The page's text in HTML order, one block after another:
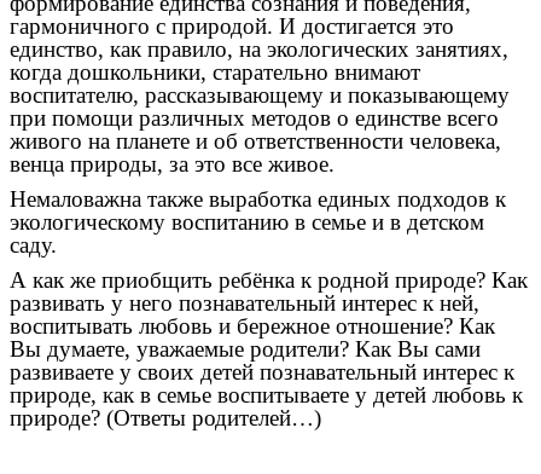
гармоничного с природой. И достигается это
единство, как правило, на экологических занятиях,
когда дошкольники, старательно внимают
воспитателю, рассказывающему и показывающему
при помощи различных методов о единстве всего
живого на планете и об ответственности человека,
венца природы, за это все живое.
Немаловажна также выработка единых подходов к
экологическому воспитанию в семье и в детском
саду.
А как же приобщить ребёнка к родной природе? Как
развивать у него познавательный интерес к ней,
воспитывать любовь и бережное отношение? Как
Вы думаете, уважаемые родители? Как Вы сами
развиваете у своих детей познавательный интерес к
природе, как в семье воспитываете у детей любовь к
природе? (Ответы родителей…)